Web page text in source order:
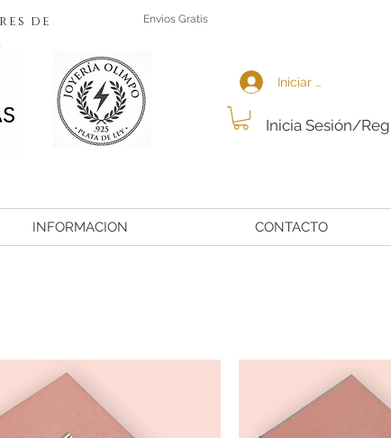
de
Envios Gratis
Inicia Sesión/
Iniciar sesión
INFORMACION CONTACTO